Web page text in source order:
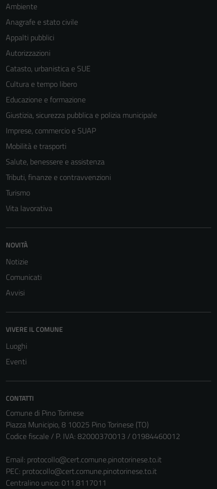
Ambiente
Anagrafe e stato civile
Appalti pubblici
Autorizzazioni
Catasto, urbanistica e SUE
Cultura e tempo libero
Educazione e formazione
Giustizia, sicurezza pubblica e polizia municipale
Imprese, commercio e SUAP
Mobilità e trasporti
Salute, benessere e assistenza
Tributi, finanze e contravvenzioni
Turismo
Vita lavorativa
NOVITÀ
Notizie
Comunicati
Avvisi
VIVERE IL COMUNE
Luoghi
Eventi
CONTATTI
Comune di Pino Torinese
Piazza Municipio, 8 10025 Pino Torinese (TO)
Codice fiscale / P. IVA: 82000370013 / 01984460012
Email: protocollo@cert.comune.pinotorinese.to.it
PEC: protocollo@cert.comune.pinotorinese.to.it
Centralino unico: 011.8117011